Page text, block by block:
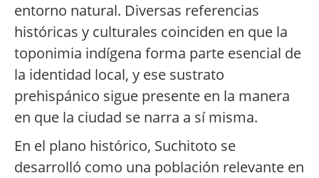
entorno natural. Diversas referencias
históricas y culturales coinciden en que la
toponimia indígena forma parte esencial de
la identidad local, y ese sustrato
prehispánico sigue presente en la manera
en que la ciudad se narra a sí misma.
En el plano histórico, Suchitoto se
desarrolló como una población relevante en